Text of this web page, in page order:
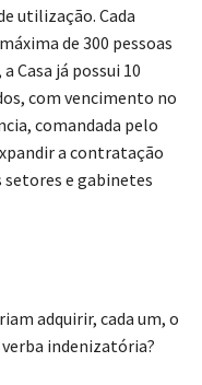
utilização. Cada
de 300 pessoas
Casa já possui 10
com vencimento no
comandada pelo
a contratação
e gabinetes
adquirir, cada um, o
indenizatória?